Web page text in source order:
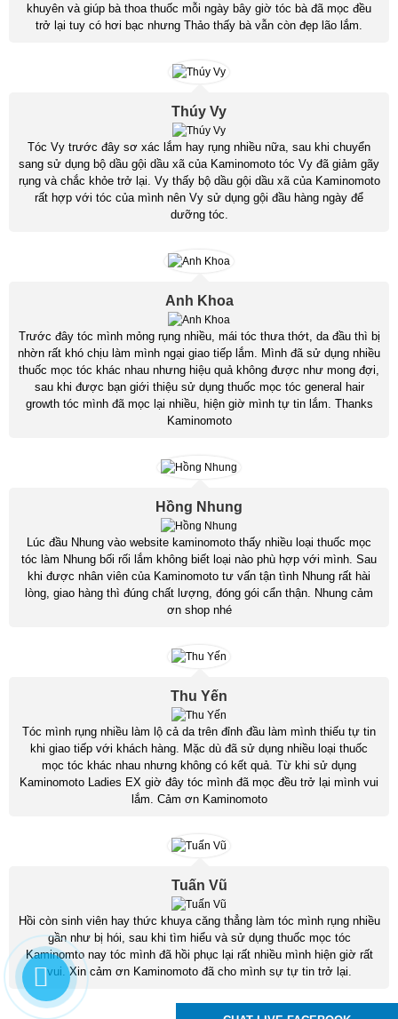
khuyên và giúp bà thoa thuốc mỗi ngày bây giờ tóc bà đã mọc đều
trở lại tuy có hơi bạc nhưng Thảo thấy bà vẫn còn đẹp lão lắm.
Thúy Vy
Tóc Vy trước đây sơ xác lắm hay rụng nhiều nữa, sau khi chuyển
sang sử dụng bộ dầu gội dầu xã của Kaminomoto tóc Vy đã giảm gãy
rụng và chắc khỏe trở lại. Vy thấy bộ dầu gội dầu xã của Kaminomoto
rất hợp với tóc của mình nên Vy sử dụng gội đầu hàng ngày để
dưỡng tóc.
Anh Khoa
Trước đây tóc mình mỏng rụng nhiều, mái tóc thưa thớt, da đầu thì bị
nhờn rất khó chịu làm mình ngại giao tiếp lắm. Mình đã sử dụng nhiều
thuốc mọc tóc khác nhau nhưng hiệu quả không được như mong đợi,
sau khi được bạn giới thiệu sử dụng thuốc mọc tóc general hair
growth tóc mình đã mọc lại nhiều, hiện giờ mình tự tin lắm. Thanks
Kaminomoto
Hồng Nhung
Lúc đầu Nhung vào website kaminomoto thấy nhiều loại thuốc mọc
tóc làm Nhung bối rối lắm không biết loại nào phù hợp với mình. Sau
khi được nhân viên của Kaminomoto tư vấn tận tình Nhung rất hài
lòng, giao hàng thì đúng chất lượng, đóng gói cẩn thận. Nhung cảm
ơn shop nhé
Thu Yến
Tóc mình rụng nhiều làm lộ cả da trên đỉnh đầu làm mình thiếu tự tin
khi giao tiếp với khách hàng. Mặc dù đã sử dụng nhiều loại thuốc
mọc tóc khác nhau nhưng không có kết quả. Từ khi sử dụng
Kaminomoto Ladies EX giờ đây tóc mình đã mọc đều trở lại mình vui
lắm. Cảm ơn Kaminomoto
Tuấn Vũ
Hồi còn sinh viên hay thức khuya căng thẳng làm tóc mình rụng nhiều
gần như bị hói, sau khi tìm hiểu và sử dụng thuốc mọc tóc
Kaminomto nay tóc mình đã hồi phục lại rất nhiều mình hiện giờ rất
vui. Xin cảm ơn Kaminomoto đã cho mình sự tự tin trở lại.